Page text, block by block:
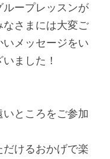
ープレッスンが
さまには大変ご
メッセージをい
ました！
ところをご参加
けるおかげで楽